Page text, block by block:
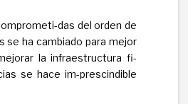
das del orden de
se ha cambiado para mejor
la infraestructura fi-
se hace im-prescindible